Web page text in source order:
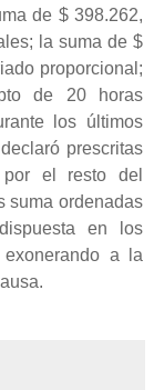
de $ 398.262,
la suma de $
proporcional;
de 20 horas
los últimos
prescritas
por el resto del
suma ordenadas
en los
a la